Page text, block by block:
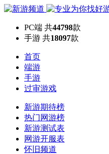
PC端 共44798款
手游 共18097款
首页
端游
手游
过审游戏
新游期待榜
热门网游榜
新游测试表
网游开服表
怀旧频道